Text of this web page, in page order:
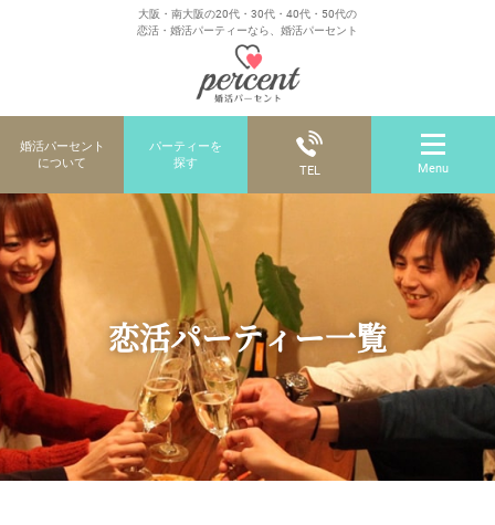
大阪・南大阪の20代・30代・40代・50代の
恋活・婚活パーティーなら、婚活パーセント
婚活パーセント
について
パーティーを
探す
TEL Menu
恋活パーティー一覧